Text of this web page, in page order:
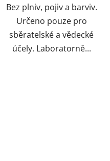
Bez plniv, pojiv a barviv.
Určeno pouze pro
sběratelské a vědecké
účely. Laboratorně...